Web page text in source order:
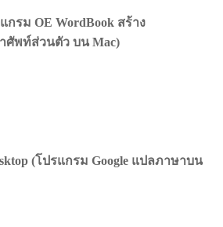
กรม OE WordBook สร้าง
พท์ส่วนตัว บน Mac)
(โปรแกรม Google แปลภาษาบน